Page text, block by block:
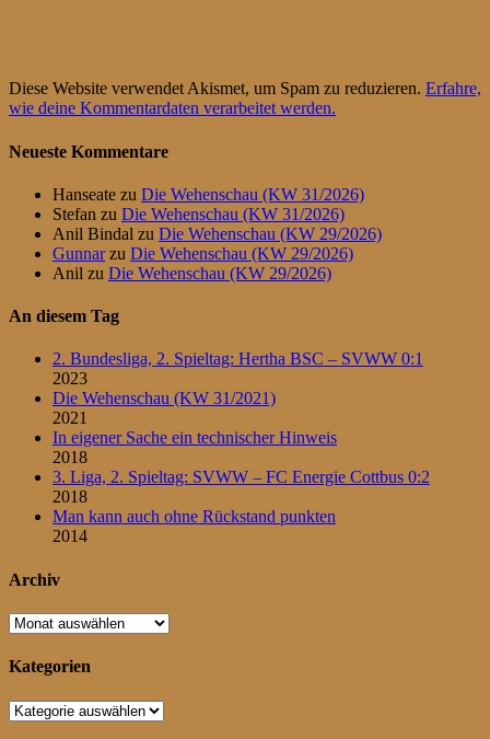
Diese Website verwendet Akismet, um Spam zu reduzieren. Erfahre,
wie deine Kommentardaten verarbeitet werden.
Neueste Kommentare
Hanseate zu Die Wehenschau (KW 31/2026)
Stefan zu Die Wehenschau (KW 31/2026)
Anil Bindal zu Die Wehenschau (KW 29/2026)
Gunnarzu Die Wehenschau (KW 29/2026)
Anil zu Die Wehenschau (KW 29/2026)
An diesem Tag
2. Bundesliga, 2. Spieltag: Hertha BSC – SVWW 0:1
2023
Die Wehenschau (KW 31/2021)
2021
In eigener Sache ein technischer Hinweis
2018
3. Liga, 2. Spieltag: SVWW – FC Energie Cottbus 0:2
2018
Man kann auch ohne Rückstand punkten
2014
Archiv
Archiv
Kategorien
Kategorien